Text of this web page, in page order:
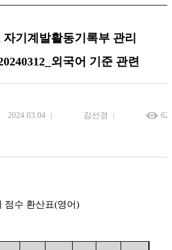
자기계발활동기록부 관리
외국어 기준 관련
2024.03.04 김선경
점수 환산표(영어)